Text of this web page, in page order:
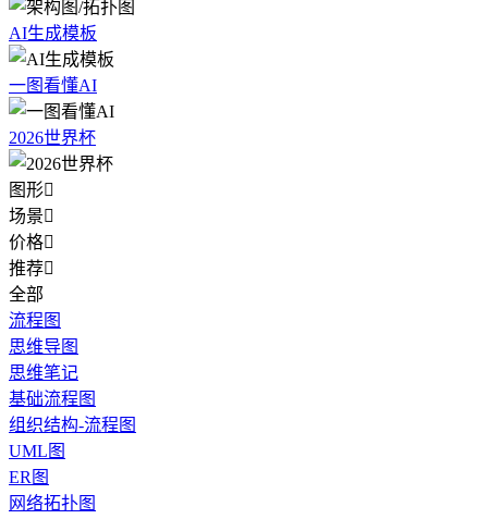
AI生成模板
一图看懂AI
2026世界杯
图形
场景
价格
推荐
全部
流程图
思维导图
思维笔记
基础流程图
组织结构-流程图
UML图
ER图
网络拓扑图